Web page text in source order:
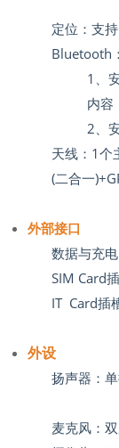
定位：支
Bluetooth：
1、
内容
2、
天线：1个
(二合一
外部接口
数据与充
SIM Card
IT Card插
外设
扬
麦克风：